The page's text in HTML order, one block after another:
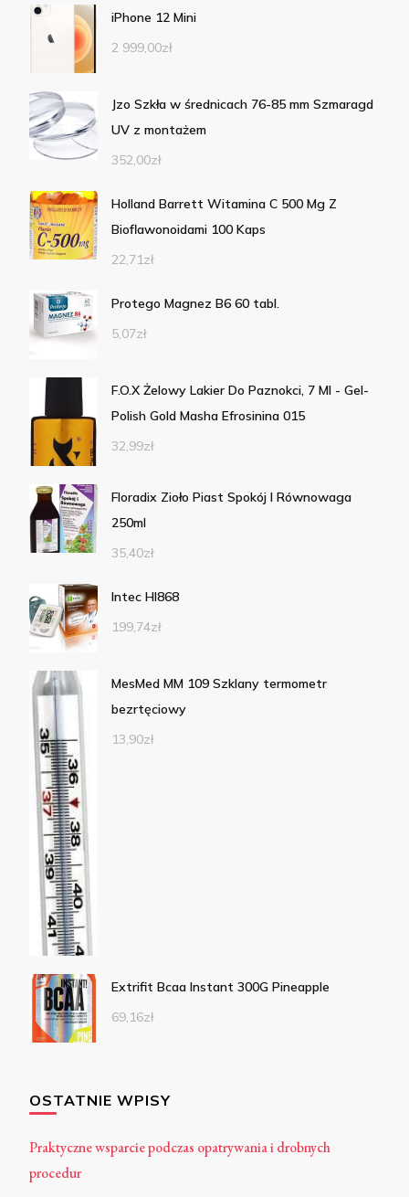
iPhone 12 Mini
2 999,00zł
Jzo Szkła w średnicach 76-85 mm Szmaragd
UV z montażem
352,00zł
Holland Barrett Witamina C 500 Mg Z
Bioflawonoidami 100 Kaps
22,71zł
Protego Magnez B6 60 tabl.
5,07zł
F.O.X Żelowy Lakier Do Paznokci, 7 Ml - Gel-
Polish Gold Masha Efrosinina 015
32,99zł
Floradix Zioło Piast Spokój I Równowaga
250ml
35,40zł
Intec HI868
199,74zł
MesMed MM 109 Szklany termometr
bezrtęciowy
13,90zł
Extrifit Bcaa Instant 300G Pineapple
69,16zł
OSTATNIE WPISY
Praktyczne wsparcie podczas opatrywania i drobnych
procedur